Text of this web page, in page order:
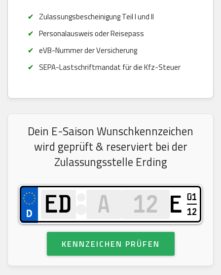
Zulassungsbescheinigung Teil I und II
Personalausweis oder Reisepass
eVB-Nummer der Versicherung
SEPA-Lastschriftmandat für die Kfz-Steuer
Dein E-Saison Wunschkennzeichen
wird geprüft & reserviert bei der
Zulassungsstelle Erding
E 01
12
KENNZEICHEN PRÜFEN